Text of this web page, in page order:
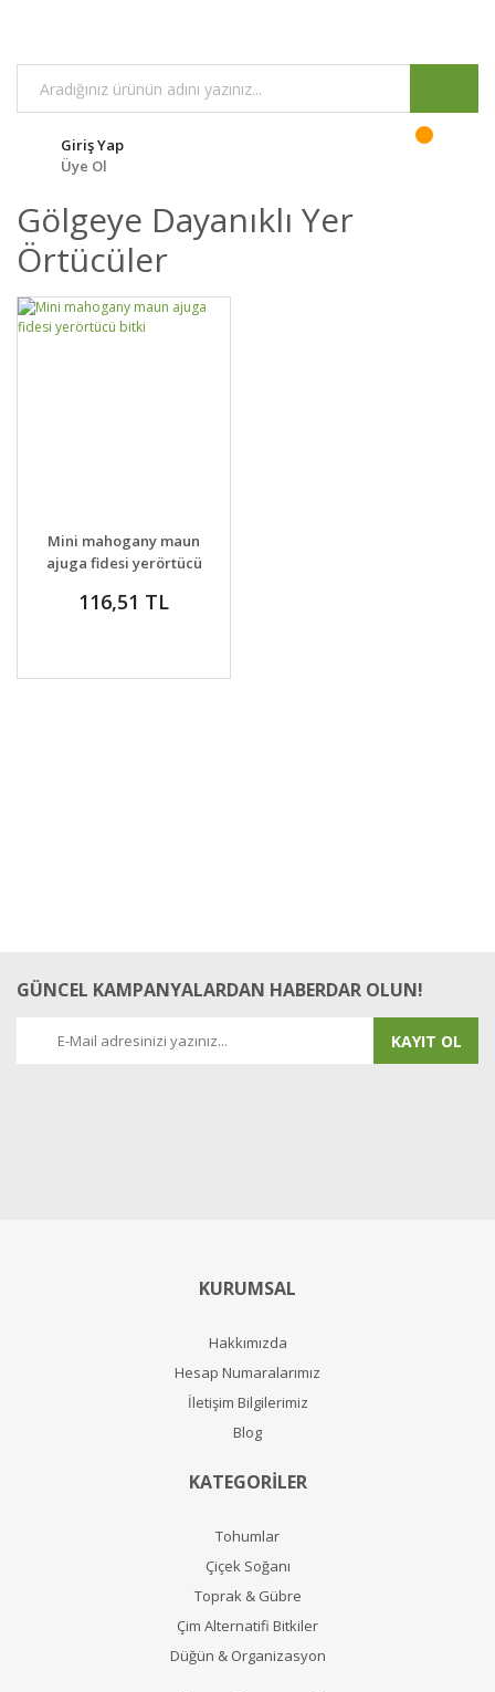
Giriş Yap
Üye Ol
Gölgeye Dayanıklı Yer
Örtücüler
DETAYLAR
Mini mahogany maun
ajuga fidesi yerörtücü
116,51 TL
GÜNCEL KAMPANYALARDAN HABERDAR OLUN!
KAYIT OL
KURUMSAL
Hakkımızda
Hesap Numaralarımız
İletişim Bilgilerimiz
Blog
KATEGORİLER
Tohumlar
Çiçek Soğanı
Toprak & Gübre
Çim Alternatifi Bitkiler
Düğün & Organizasyon